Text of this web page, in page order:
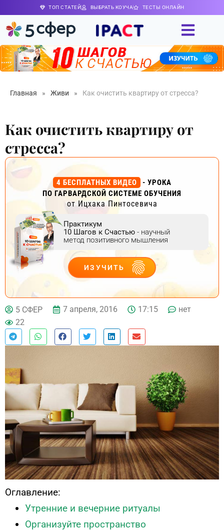
ТОП СТАТЕЙ ВЫБРАТЬ КОУЧА ТЕСТЫ ОНЛАЙН
Главная » Живи » Как очистить квартиру от стресса?
Как очистить квартиру от
стресса?
4 БЕСПЛАТНЫХ ВИДЕО
- УРОКА
ПО ГАРВАРДСКОЙ СИСТЕМЕ ОБУЧЕНИЯ
от Ицхака Пинтосевича
Практикум
10 Шагов к Счастью - научный
метод позитивного мышления
ИЗУЧИТЬ
ДЕЙСТВУЙ
5 СФЕР 7 апреля, 2016 17:15
нет
22
Оглавление:
Утренние и вечерние ритуалы
Организуйте пространство